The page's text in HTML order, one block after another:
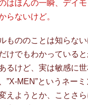
はほんの一瞬、デイ
らないけど。
ののことは知らない
けでもわかっていると
るけど、実は敏感に
”X-MEN”というネー
えようとか、ことさ